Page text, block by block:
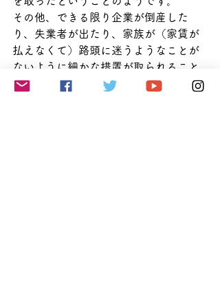
その他、できる限り企業が倒産した
り、失業者が出たり、家族が（家賃が
払えなくて）路頭に迷うようなことが
ないように 細かな措置が取られること
になっています。それらについてはま